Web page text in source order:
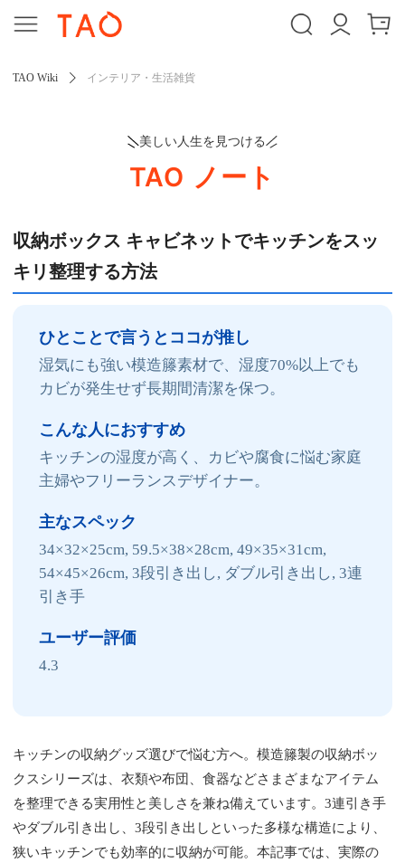
TAO Wiki インテリア・生活雑貨
美しい人生を見つける
TAO ノート
収納ボックス キャビネットでキッチンをスッ
キリ整理する方法
ひとことで言うとココが推し
湿気にも強い模造籐素材で、湿度70%以上でも
カビが発生せず長期間清潔を保つ。
こんな人におすすめ
キッチンの湿度が高く、カビや腐食に悩む家庭
主婦やフリーランスデザイナー。
主なスペック
34×32×25cm, 59.5×38×28cm, 49×35×31cm,
54×45×26cm, 3段引き出し, ダブル引き出し, 3連
引き手
ユーザー評価
4.3
キッチンの収納グッズ選びで悩む方へ。模造籐製の収納ボッ
クスシリーズは、衣類や布団、食器などさまざまなアイテム
を整理できる実用性と美しさを兼ね備えています。3連引き手
やダブル引き出し、3段引き出しといった多様な構造により、
狭いキッチンでも効率的に収納が可能。本記事では、実際の